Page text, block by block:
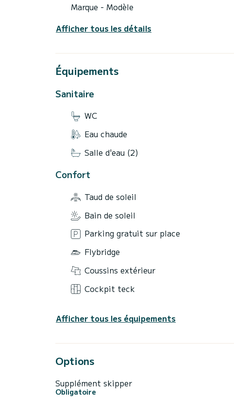
Marque - Modèle
Afficher tous les détails
Équipements
Sanitaire
WC
Eau chaude
Salle d'eau (2)
Confort
Taud de soleil
Bain de soleil
Parking gratuit sur place
Flybridge
Coussins extérieur
Cockpit teck
Afficher tous les équipements
Options
Supplément skipper
Obligatoire